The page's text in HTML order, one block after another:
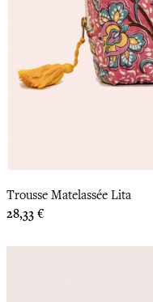
Trousse Matelassée Lita
Prix
28,33 €